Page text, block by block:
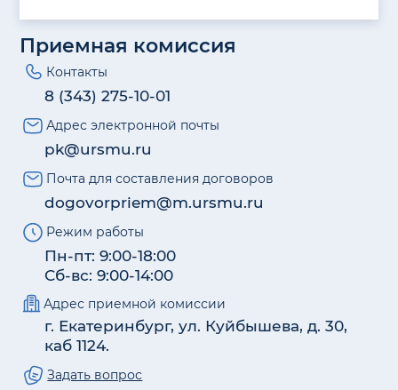
Приемная комиссия
Контакты
8 (343) 275-10-01
Адрес электронной почты
pk@ursmu.ru
Почта для составления договоров
dogovorpriem@m.ursmu.ru
Режим работы
Пн-пт: 9:00-18:00
Сб-вс: 9:00-14:00
Адрес приемной комиссии
г. Екатеринбург, ул. Куйбышева, д. 30,
каб 1124.
Задать вопрос